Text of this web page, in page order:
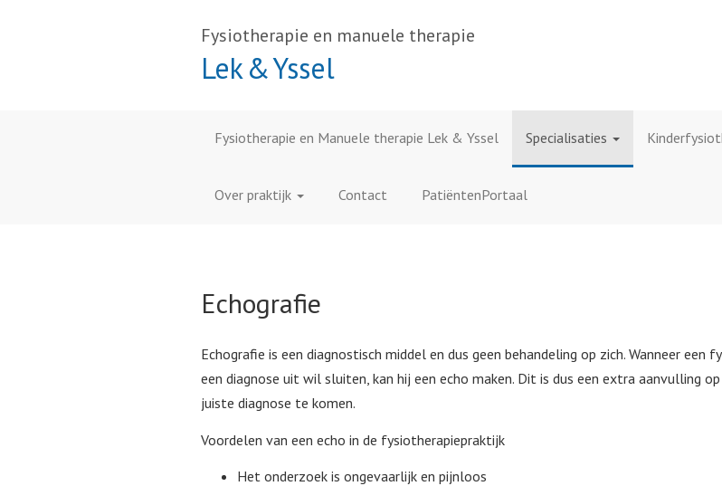
Fysiotherapie en manuele therapie
Lek & Yssel
Fysiotherapie en Manuele therapie Lek & Yssel Specialisaties
Over praktijk Contact PatiëntenPortaal
Echografie
Echografie is een diagnostisch middel en dus geen behandeling op zich. Wanneer
een diagnose uit wil sluiten, kan hij een echo maken. Dit is dus een extra aanvulling
juiste diagnose te komen.
Voordelen van een echo in de fysiotherapiepraktijk
Het onderzoek is ongevaarlijk en pijnloos